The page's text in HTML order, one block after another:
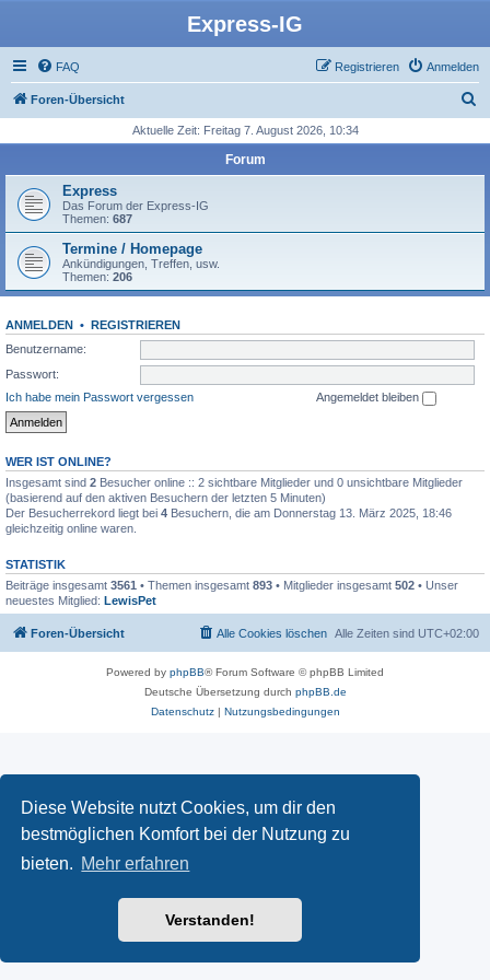
Diese Website nutzt Cookies, um dir den
bestmöglichen Komfort bei der Nutzung zu
bieten. Mehr erfahren
Verstanden!
Express-IG
FAQ Anmelden
Registrieren
Foren-Übersicht
h
Aktuelle Zeit: Freitag 7. August 2026, 10:34
Forum
Express
Das Forum der Express-IG
Themen: 687
Termine / Homepage
Ankündigungen, Treffen, usw.
Themen: 206
ANMELDEN • REGISTRIEREN
Benutzername:
Passwort:
Ich habe mein Passwort vergessen
Angemeldet bleiben
WER IST ONLINE?
Insgesamt sind 2 Besucher online :: 2 sichtbare Mitglieder und 0 unsichtbare Mitglieder
(basierend auf den aktiven Besuchern der letzten 5 Minuten)
Der Besucherrekord liegt bei 4 Besuchern, die am Donnerstag 13. März 2025, 18:46
gleichzeitig online waren.
STATISTIK
Beiträge insgesamt 3561 • Themen insgesamt 893 • Mitglieder insgesamt 502 • Unser
neuestes Mitglied: LewisPet
Foren-Übersicht Alle Zeiten sind UTC+02:00
Alle Cookies löschen
Powered by phpBB® Forum Software © phpBB Limited
Deutsche Übersetzung durch phpBB.de
Datenschutz| Nutzungsbedingungen